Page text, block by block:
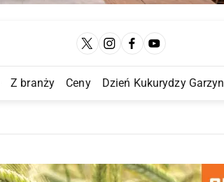
Z branży Ceny Dzień Kukurydzy Garzyn